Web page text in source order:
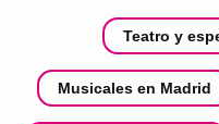
Teatro y
Musicales en Madrid